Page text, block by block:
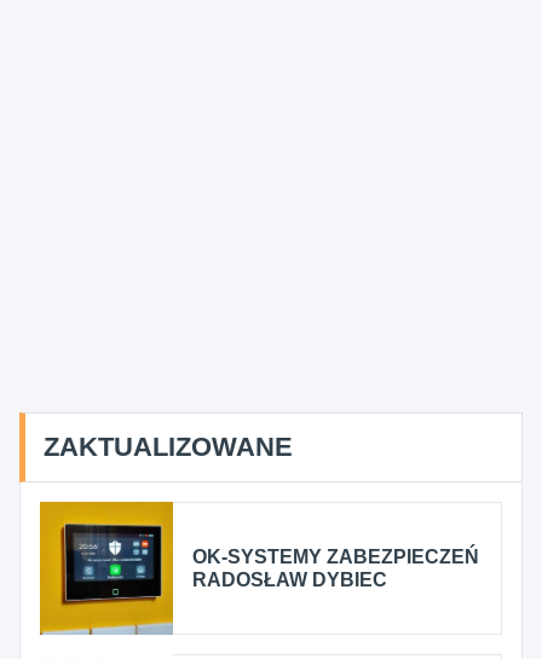
ZAKTUALIZOWANE
OK-SYSTEMY ZABEZPIECZEŃ
RADOSŁAW DYBIEC